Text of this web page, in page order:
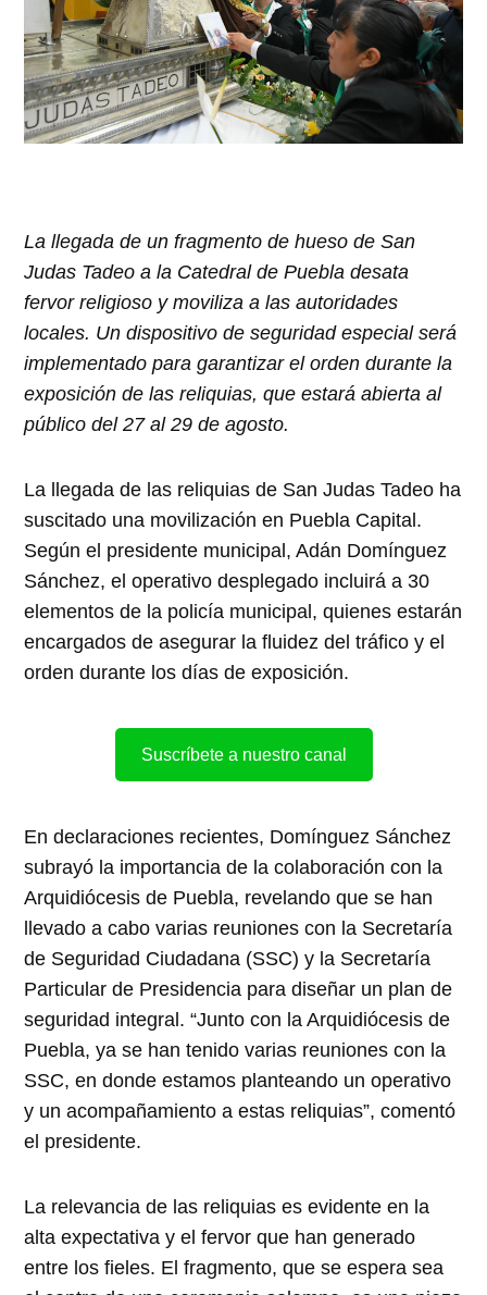
La llegada de un fragmento de hueso de San
Judas Tadeo a la Catedral de Puebla desata
fervor religioso y moviliza a las autoridades
locales. Un dispositivo de seguridad especial será
implementado para garantizar el orden durante la
exposición de las reliquias, que estará abierta al
público del 27 al 29 de agosto.
La llegada de las reliquias de San Judas Tadeo ha
suscitado una movilización en Puebla Capital.
Según el presidente municipal, Adán Domínguez
Sánchez, el operativo desplegado incluirá a 30
elementos de la policía municipal, quienes estarán
encargados de asegurar la fluidez del tráfico y el
orden durante los días de exposición.
Suscríbete a nuestro canal
En declaraciones recientes, Domínguez Sánchez
subrayó la importancia de la colaboración con la
Arquidiócesis de Puebla, revelando que se han
llevado a cabo varias reuniones con la Secretaría
de Seguridad Ciudadana (SSC) y la Secretaría
Particular de Presidencia para diseñar un plan de
seguridad integral. “Junto con la Arquidiócesis de
Puebla, ya se han tenido varias reuniones con la
SSC, en donde estamos planteando un operativo
y un acompañamiento a estas reliquias”, comentó
el presidente.
La relevancia de las reliquias es evidente en la
alta expectativa y el fervor que han generado
entre los fieles. El fragmento, que se espera sea